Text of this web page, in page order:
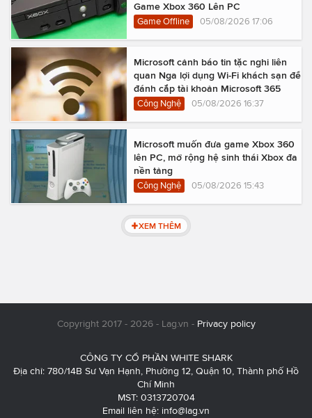
Game Xbox 360 Lên PC
Game Offline 05/08/2026 17:06
Microsoft cảnh báo tin tặc nghi liên
quan Nga lợi dụng Wi-Fi khách sạn để
đánh cắp tài khoản Microsoft 365
Công Nghệ 05/08/2026 16:37
Microsoft muốn đưa game Xbox 360
lên PC, mở rộng hệ sinh thái Xbox đa
nền tảng
Công Nghệ 05/08/2026 15:43
XEM THÊM
Copyright 2017 - 2026 - Lag.vn - Privacy policy
CÔNG TY CỔ PHẦN WHITE SHARK
Địa chỉ: 780/14B Sư Vạn Hạnh, Phường 12, Quận 10, Thành phố Hồ
Chí Minh
MST: 0313720704
Email liên hệ: info@lag.vn